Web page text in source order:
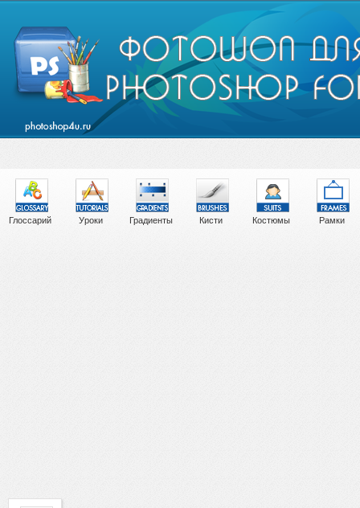
Глоссарий Уроки Градиенты Кисти Костюмы Рамки